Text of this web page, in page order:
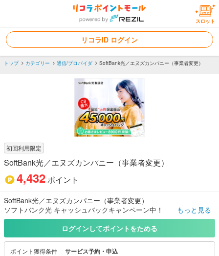
スロット
リコラID ログイン
トップ カテゴリー 通信/プロバイダ SoftBank光／エヌズカンパニー（事業者変更）
初回利用限定
SoftBank光／エヌズカンパニー（事業者変更）
4,432ポイント
SoftBank光／エヌズカンパニー（事業者変更）
ソフトバンク光 キャッシュバックキャンペーン中！
オプション加入不要でキャッシュバック進呈！手続きも簡単！
もっと見る
ログインしてポイントをためる
ポイント獲得条件 サービス予約・申込